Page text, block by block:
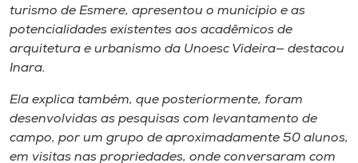
turismo de Esmere, apresentou o município e as
potencialidades existentes aos acadêmicos de
arquitetura e urbanismo da Unoesc Videira— destacou
Inara.
Ela explica também, que posteriormente, foram
desenvolvidas as pesquisas com levantamento de
campo, por um grupo de aproximadamente 50 alunos,
em visitas nas propriedades, onde conversaram com